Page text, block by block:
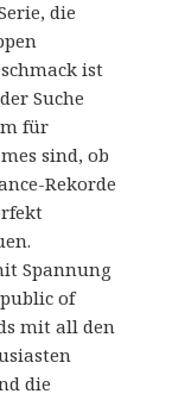
die
ist
Suche
für
sind, ob
Rekorde
Spannung
of
mit all den
die